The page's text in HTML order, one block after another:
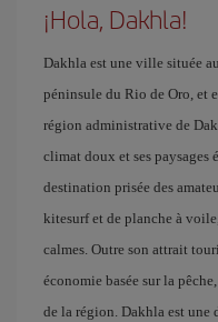
¡Hola, Dakhla!
Dakhla est une ville située
péninsule du Rio de Oro, et
région administrative de
climat doux et ses paysages
destination prisée des
kitesurf et de planche à
calmes. Outre son attrait
économie basée sur la
de la région. Dakhla est une